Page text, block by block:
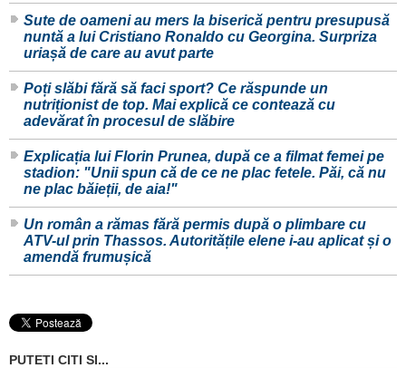
Sute de oameni au mers la biserică pentru presupusă
nuntă a lui Cristiano Ronaldo cu Georgina. Surpriza
uriașă de care au avut parte
Poți slăbi fără să faci sport? Ce răspunde un
nutriționist de top. Mai explică ce contează cu
adevărat în procesul de slăbire
Explicația lui Florin Prunea, după ce a filmat femei pe
stadion: "Unii spun că de ce ne plac fetele. Păi, că nu
ne plac băieții, de aia!"
Un român a rămas fără permis după o plimbare cu
ATV-ul prin Thassos. Autoritățile elene i-au aplicat și o
amendă frumușică
PUTETI CITI SI...